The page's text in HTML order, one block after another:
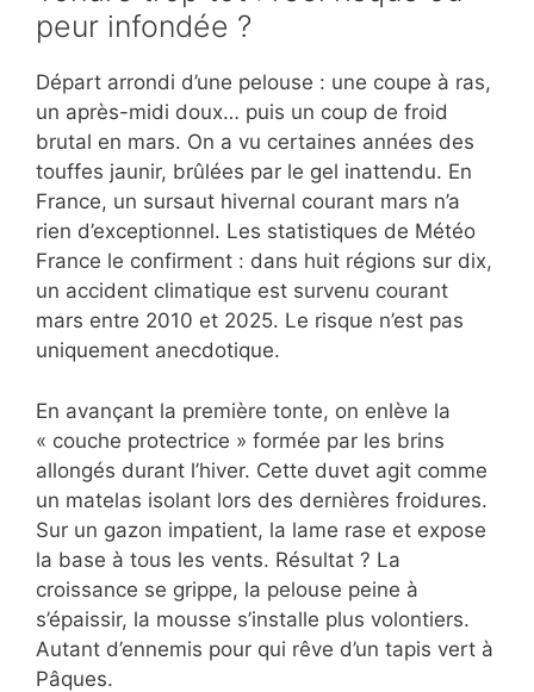
peur infondée ?
Départ arrondi d’une pelouse : une coupe à ras,
un après-midi doux… puis un coup de froid
brutal en mars. On a vu certaines années des
touffes jaunir, brûlées par le gel inattendu. En
France, un sursaut hivernal courant mars n’a
rien d’exceptionnel. Les statistiques de Météo
France le confirment : dans huit régions sur dix,
un accident climatique est survenu courant
mars entre 2010 et 2025. Le risque n’est pas
uniquement anecdotique.
En avançant la première tonte, on enlève la
« couche protectrice » formée par les brins
allongés durant l’hiver. Cette duvet agit comme
un matelas isolant lors des dernières froidures.
Sur un gazon impatient, la lame rase et expose
la base à tous les vents. Résultat ? La
croissance se grippe, la pelouse peine à
s’épaissir, la mousse s’installe plus volontiers.
Autant d’ennemis pour qui rêve d’un tapis vert à
Pâques.